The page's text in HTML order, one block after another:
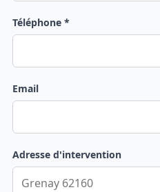
Téléphone *
Email
Adresse d'intervention